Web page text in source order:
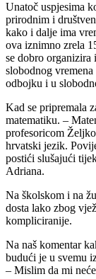
Unatoč uspjesima
prirodnim i
kako i dalje ima
ova iznimno zrela
se dobro organizira
slobodnog
odbojku i u
Kad se pripremala
matematiku. –
profesoricom
hrvatski jezik.
postići slušajući
Adriana.
Na školskom i na
dosta lako zbog
kompliciranije.
Na naš komentar
budući je u svemu
– Mislim da mi